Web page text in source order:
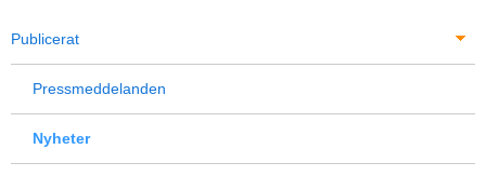
Publicerat
Pressmeddelanden
Nyheter